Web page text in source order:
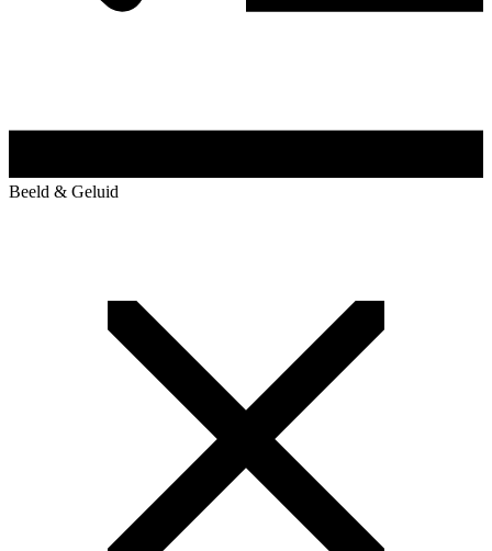
Beeld & Geluid